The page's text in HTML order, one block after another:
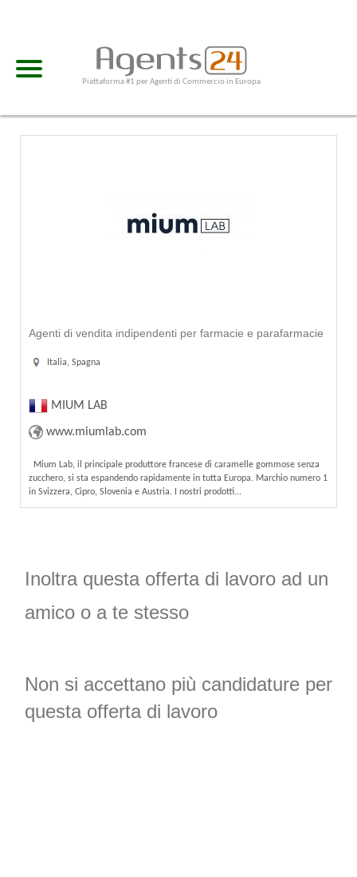
Piattaforma #1 per Agenti di Commercio in Europa
Agenti di vendita indipendenti per farmacie e parafarmacie
Italia, Spagna
MIUM LAB
www.miumlab.com
Mium Lab, il principale produttore francese di caramelle gommose senza
zucchero, si sta espandendo rapidamente in tutta Europa. Marchio numero 1
in Svizzera, Cipro, Slovenia e Austria. I nostri prodotti...
Inoltra questa offerta di lavoro ad un
amico o a te stesso
Non si accettano più candidature per
questa offerta di lavoro